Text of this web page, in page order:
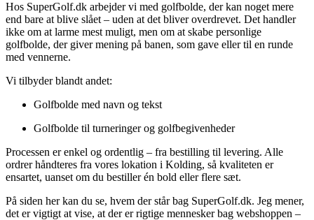
Hos SuperGolf.dk arbejder vi med golfbolde, der kan noget mere
end bare at blive slået – uden at det bliver overdrevet. Det handler
ikke om at larme mest muligt, men om at skabe personlige
golfbolde, der giver mening på banen, som gave eller til en runde
med vennerne.
Vi tilbyder blandt andet:
Golfbolde med navn og tekst
Golfbolde til turneringer og golfbegivenheder
Processen er enkel og ordentlig – fra bestilling til levering. Alle
ordrer håndteres fra vores lokation i Kolding, så kvaliteten er
ensartet, uanset om du bestiller én bold eller flere sæt.
På siden her kan du se, hvem der står bag SuperGolf.dk. Jeg mener,
det er vigtigt at vise, at der er rigtige mennesker bag webshoppen –